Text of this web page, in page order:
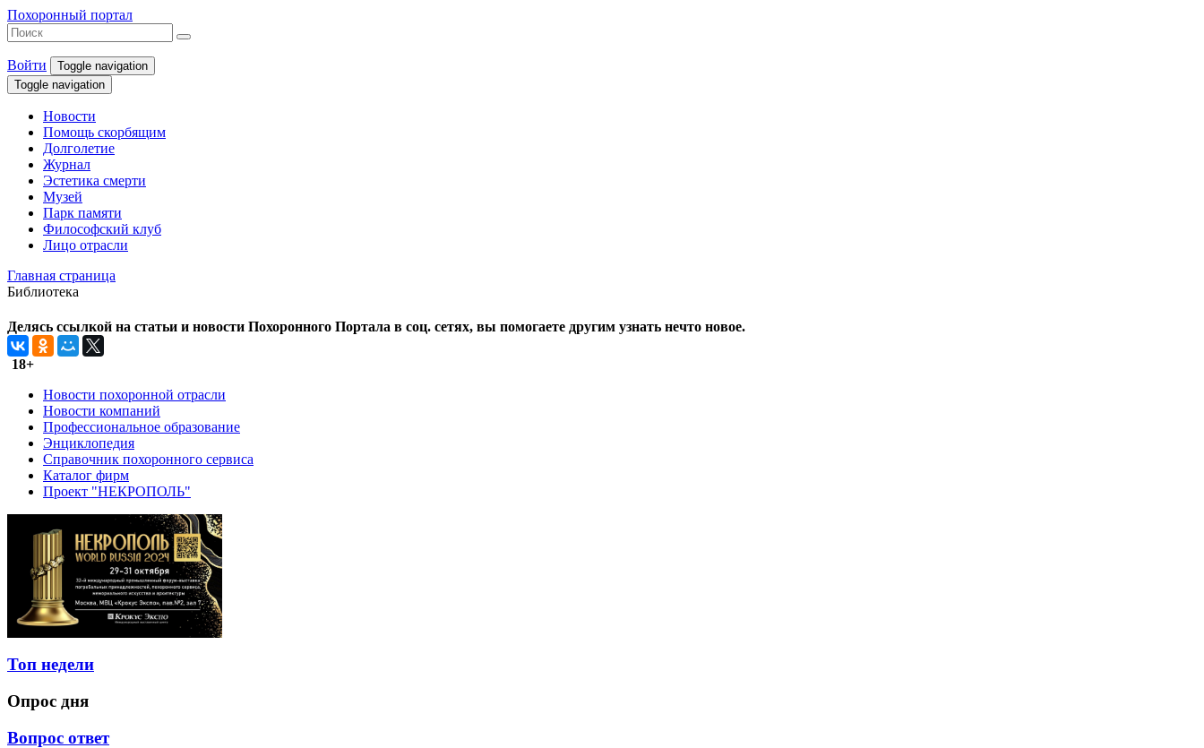
Похоронный портал
Войти
Toggle navigation
Toggle navigation
Новости
Помощь скорбящим
Долголетие
Журнал
Эстетика смерти
Музей
Парк памяти
Философский клуб
Лицо отрасли
Главная страница
Библиотека
Делясь ссылкой на статьи и новости Похоронного Портала в соц. сетях, вы помогаете другим узнать нечто новое.
18+
Новости похоронной отрасли
Новости компаний
Профессиональное образование
Энциклопедия
Справочник похоронного сервиса
Каталог фирм
Проект "НЕКРОПОЛЬ"
Топ недели
Опрос дня
Вопрос ответ